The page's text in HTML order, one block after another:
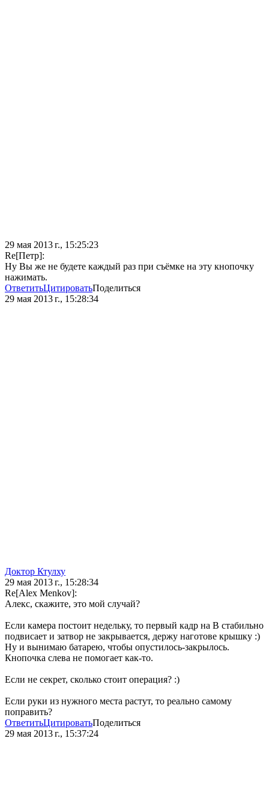
29 мая 2013 г., 15:25:23
Re[Петр]:
Ну Вы же не будете каждый раз при съёмке на эту кнопочку
нажимать.
ОтветитьЦитироватьПоделиться
29 мая 2013 г., 15:28:34
Доктор Ктулху
29 мая 2013 г., 15:28:34
Re[Alex Мenkov]:
Алекс, скажите, это мой случай?
Если камера постоит недельку, то первый кадр на B стабильно
подвисает и затвор не закрывается, держу наготове крышку :)
Ну и вынимаю батарею, чтобы опустилось-закрылось.
Кнопочка слева не помогает как-то.
Если не секрет, сколько стоит операция? :)
Если руки из нужного места растут, то реально самому
поправить?
ОтветитьЦитироватьПоделиться
29 мая 2013 г., 15:37:24